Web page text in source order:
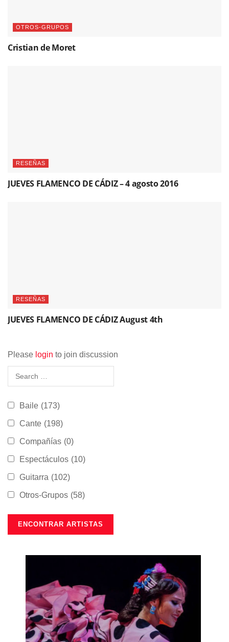
OTROS-GRUPOS
Cristian de Moret
RESEÑAS
JUEVES FLAMENCO DE CÁDIZ – 4 agosto 2016
RESEÑAS
JUEVES FLAMENCO DE CÁDIZ August 4th
Please login to join discussion
Baile (173)
Cante (198)
Compañías (0)
Espectáculos (10)
Guitarra (102)
Otros-Grupos (58)